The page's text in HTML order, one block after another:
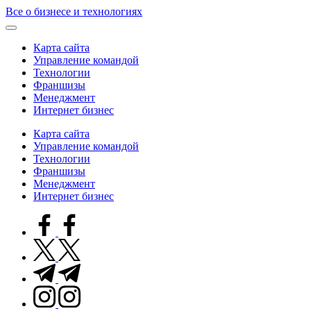
Skip
to
Все о бизнесе и технологиях
Карта сайта
Управление командой
Технологии
Франшизы
Менеджмент
Интернет бизнес
Карта сайта
Управление командой
Технологии
Франшизы
Менеджмент
Интернет бизнес
facebook.com
twitter.com
t.me
instagram.com